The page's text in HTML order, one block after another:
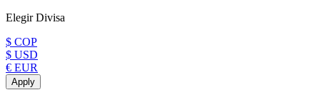
Elegir Divisa
$ COP
$ USD
€ EUR
Apply